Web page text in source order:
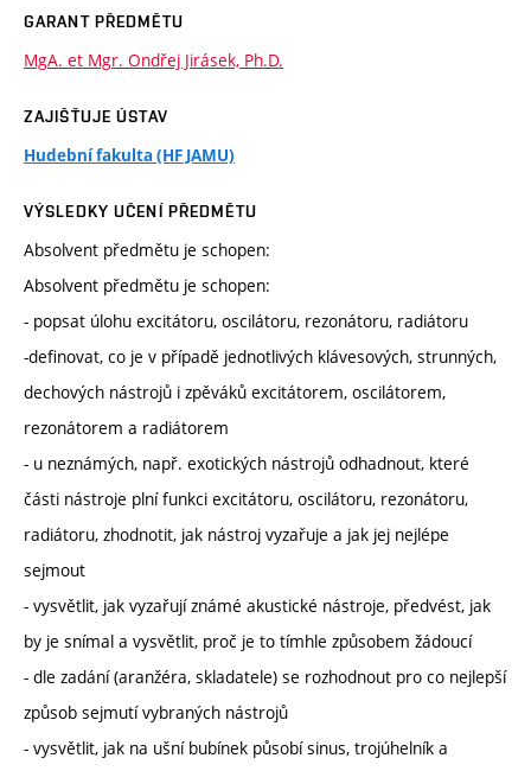
GARANT PŘEDMĚTU
MgA. et Mgr. Ondřej Jirásek, Ph.D.
ZAJIŠŤUJE ÚSTAV
Hudební fakulta (HF JAMU)
VÝSLEDKY UČENÍ PŘEDMĚTU
Absolvent předmětu je schopen:
Absolvent předmětu je schopen:
- popsat úlohu excitátoru, oscilátoru, rezonátoru, radiátoru
-definovat, co je v případě jednotlivých klávesových, strunných,
dechových nástrojů i zpěváků excitátorem, oscilátorem,
rezonátorem a radiátorem
- u neznámých, např. exotických nástrojů odhadnout, které
části nástroje plní funkci excitátoru, oscilátoru, rezonátoru,
radiátoru, zhodnotit, jak nástroj vyzařuje a jak jej nejlépe
sejmout
- vysvětlit, jak vyzařují známé akustické nástroje, předvést, jak
by je snímal a vysvětlit, proč je to tímhle způsobem žádoucí
- dle zadání (aranžéra, skladatele) se rozhodnout pro co nejlepší
způsob sejmutí vybraných nástrojů
- vysvětlit, jak na ušní bubínek působí sinus, trojúhelník a